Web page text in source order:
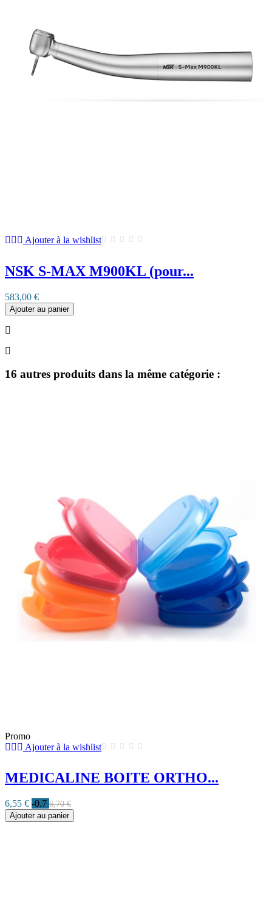
Ajouter à la wishlist
NSK S-MAX M900KL (pour...
583,00 €
Ajouter au panier
16 autres produits dans la même catégorie :
Promo
Ajouter à la wishlist
MEDICALINE BOITE ORTHO...
6,55 € -0.7 6,70 €
Ajouter au panier